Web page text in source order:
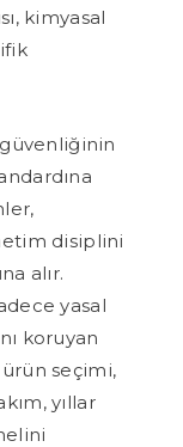
kimyasal
disiplini
alır.
yasal
koruyan
seçimi,
yıllar